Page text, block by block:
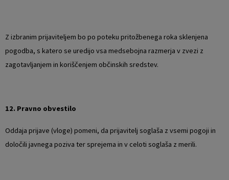
Z izbranim prijaviteljem bo po poteku pritožbenega roka sklenjena
pogodba, s katero se uredijo vsa medsebojna razmerja v zvezi z
zagotavljanjem in koriščenjem občinskih sredstev.
12. Pravno obvestilo
Oddaja prijave (vloge) pomeni, da prijavitelj soglaša z vsemi pogoji in
določili javnega poziva ter sprejema in v celoti soglaša z merili.